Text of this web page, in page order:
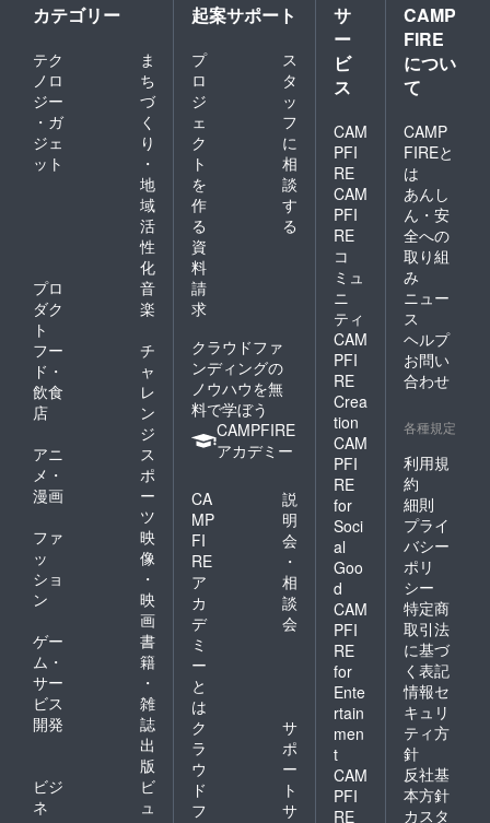
カテゴリー
テク
ノロ
ジー
・ガ
ジェ
ット
ま
ち
づ
く
り
・
地
域
活
性
化
プロ
ダク
ト
音
楽
フー
ド・
飲食
店
チ
ャ
レ
ン
ジ
アニ
メ・
漫画
ス
ポ
ー
ツ
ファ
ッ
ショ
ン
映
像
・
映
画
ゲー
ム・
サー
ビス
開発
書
籍
・
雑
誌
出
版
ビジ
ネ
ビ
ュ
起案サポート
プ
ロ
ジ
ェ
ク
ト
を
作
る
ス
タ
ッ
フ
に
相
談
す
る
資
料
請
求
クラウドファ
ンディングの
ノウハウを無
料で学ぼう
CAMPFIRE
アカデミー
CA
MP
FI
RE
ア
カ
デ
ミ
ー
と
は
説
明
会
・
相
談
会
ク
ラ
ウ
ド
フ
サ
ポ
ー
ト
サ
サ
ー
ビ
ス
CAM
PFI
RE
CAM
PFI
RE
コ
ミュ
ニ
ティ
CAM
PFI
RE
Crea
tion
CAM
PFI
RE
for
Soci
al
Goo
d
CAM
PFI
RE
for
Ente
rtain
men
t
CAM
PFI
RE
CAMP
FIRE
につい
て
CAMP
FIREと
は
あんし
ん・安
全への
取り組
み
ニュー
ス
ヘルプ
お問い
合わせ
各種規定
利用規
約
細則
プライ
バシー
ポリ
シー
特定商
取引法
に基づ
く表記
情報セ
キュリ
ティ方
針
反社基
本方針
カスタ